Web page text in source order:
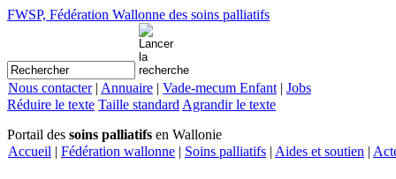
FWSP, Fédération Wallonne des soins palliatifs
Nous contacter| Annuaire | Vade-mecum Enfant | Jobs
Réduire le texte Taille standard Agrandir le texte
Portail des soins palliatifs en Wallonie
Accueil | Fédération wallonne | Soins palliatifs | Aides et soutien |